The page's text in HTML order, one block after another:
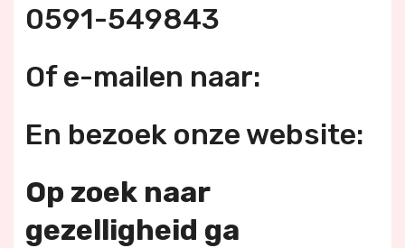
0591-549843
Of e-mailen naar:
En bezoek onze website:
Op zoek naar
gezelligheid ga